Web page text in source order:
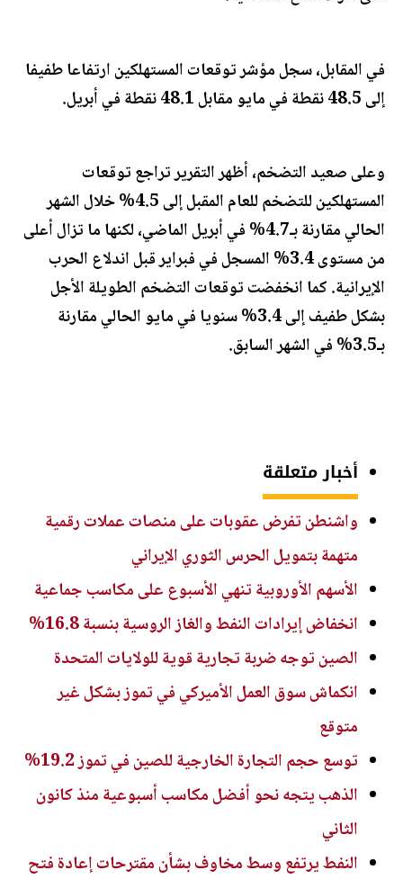
في المقابل، سجل مؤشر توقعات المستهلكين ارتفاعا طفيفا
إلى 48.5 نقطة في مايو مقابل 48.1 نقطة في أبريل.
وعلى صعيد التضخم، أظهر التقرير تراجع توقعات
المستهلكين للتضخم للعام المقبل إلى 4.5% خلال الشهر
الحالي مقارنة بـ4.7% في أبريل الماضي، لكنها ما تزال أعلى
من مستوى 3.4% المسجل في فبراير قبل اندلاع الحرب
الإيرانية. كما انخفضت توقعات التضخم الطويلة الأجل
بشكل طفيف إلى 3.4% سنويا في مايو الحالي مقارنة
بـ3.5% في الشهر السابق.
أخبار متعلقة
واشنطن تفرض عقوبات على منصات عملات رقمية
متهمة بتمويل الحرس الثوري الإيراني
الأسهم الأوروبية تنهي الأسبوع على مكاسب جماعية
انخفاض إيرادات النفط والغاز الروسية بنسبة 16.8%
الصين توجه ضربة تجارية قوية للولايات المتحدة
انكماش سوق العمل الأميركي في تموز بشكل غير
متوقع
توسع حجم التجارة الخارجية للصين في تموز 19.2%
الذهب يتجه نحو أفضل مكاسب أسبوعية منذ كانون
الثاني
النفط يرتفع وسط مخاوف بشأن مقترحات إعادة فتح